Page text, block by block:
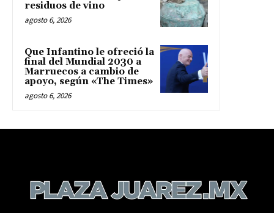
residuos de vino
agosto 6, 2026
Que Infantino le ofreció la
final del Mundial 2030 a
Marruecos a cambio de
apoyo, según «The Times»
agosto 6, 2026